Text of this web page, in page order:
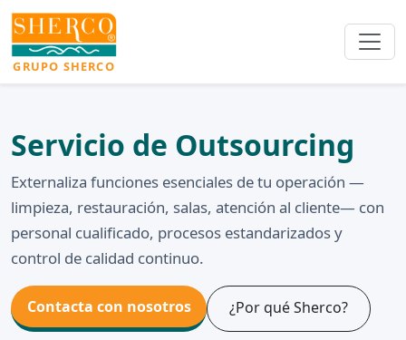
GRUPO SHERCO
Servicio de Outsourcing
Externaliza funciones esenciales de tu operación —
limpieza, restauración, salas, atención al cliente— con
personal cualificado, procesos estandarizados y
control de calidad continuo.
Contacta con nosotros ¿Por qué Sherco?